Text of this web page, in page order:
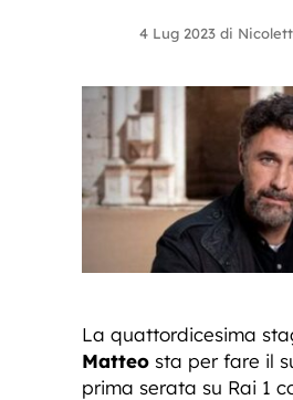
4 Lug 2023 di
La quattordicesima
Matteo sta per fare il
prima serata su Rai 1